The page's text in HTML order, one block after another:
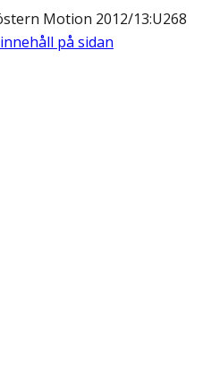
Motion 2012/13:U268
på sidan